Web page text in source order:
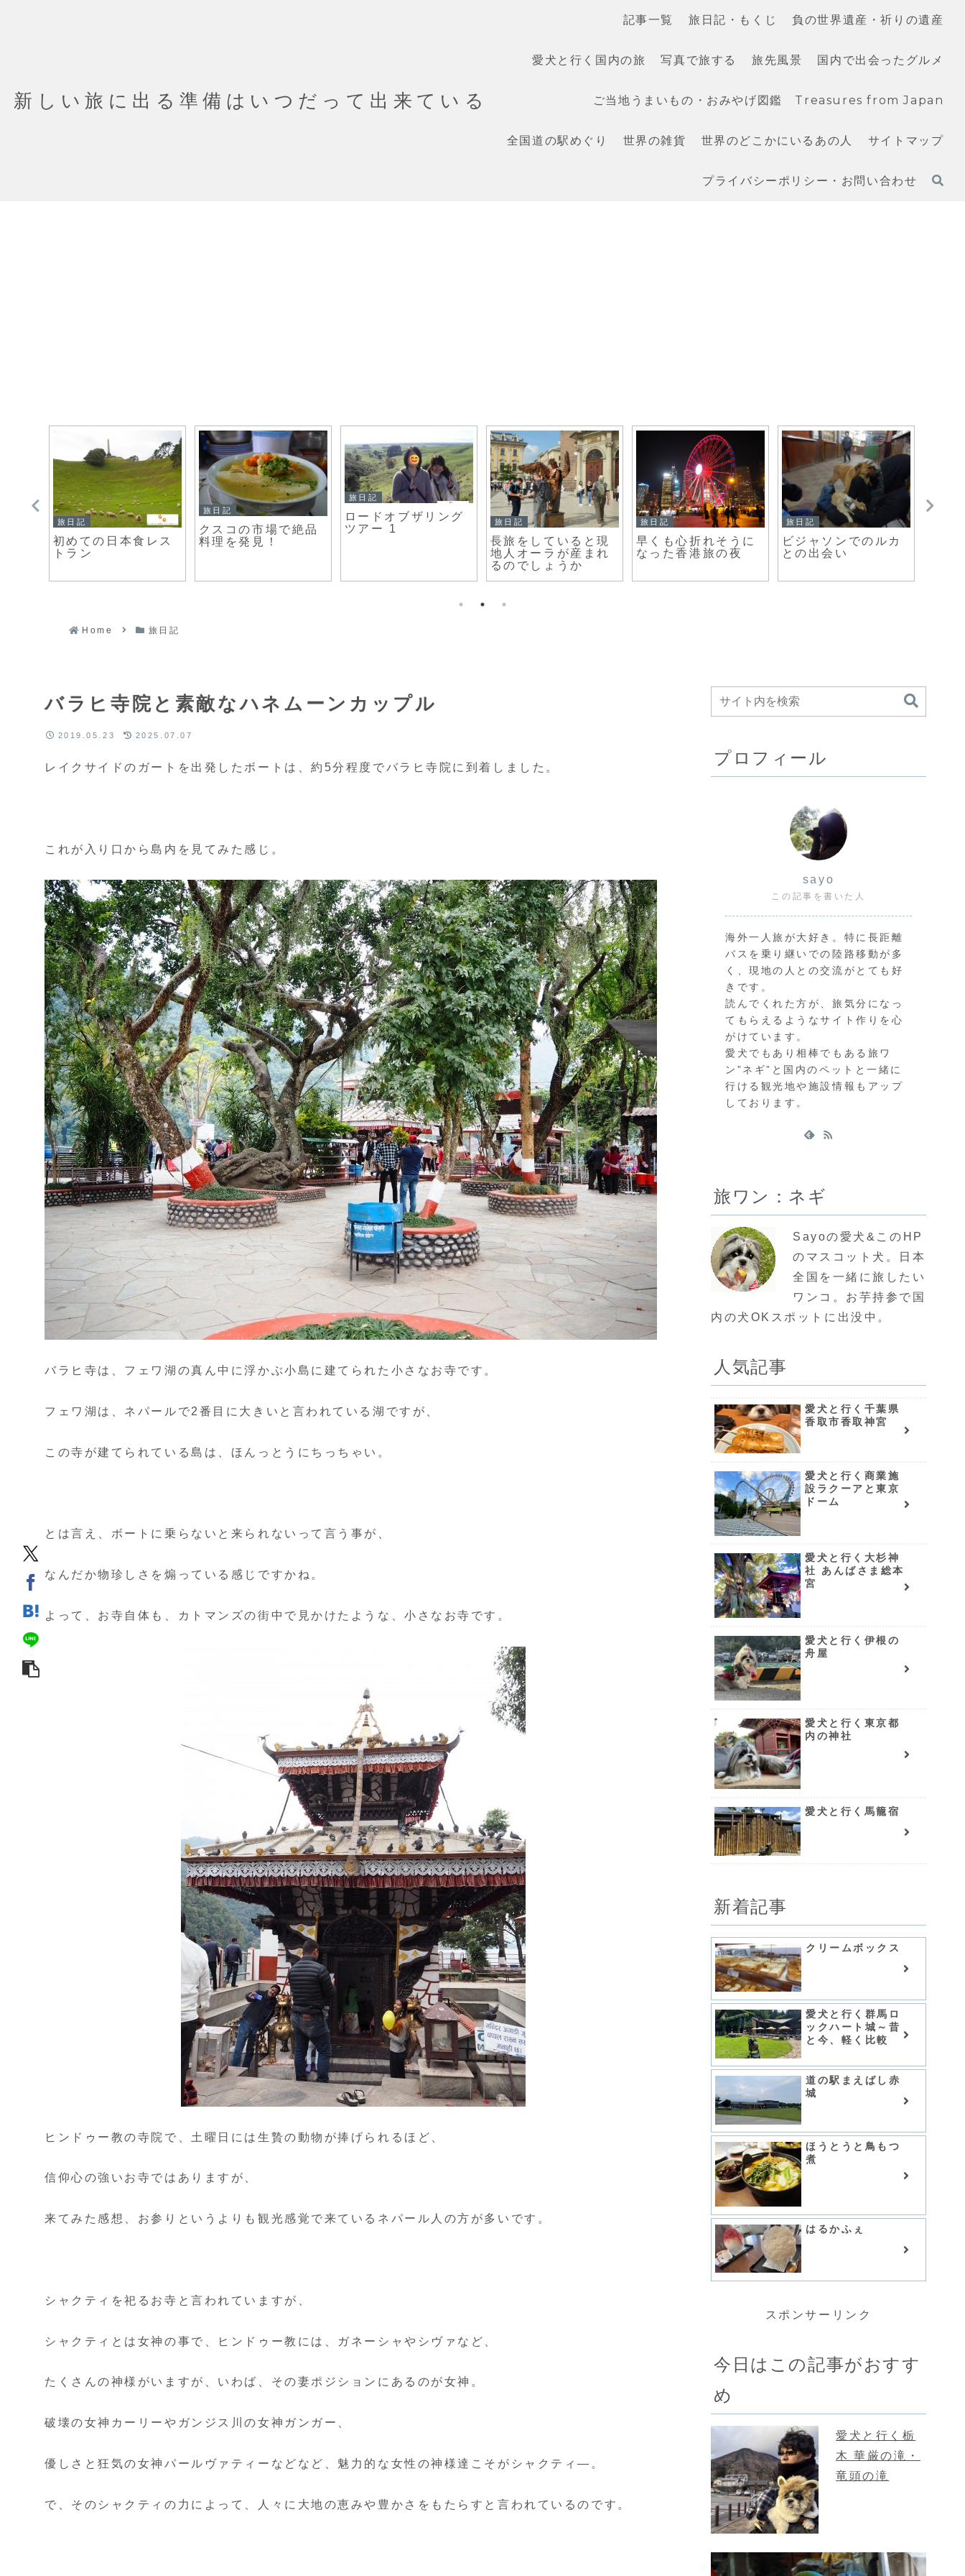
新しい旅に出る準備はいつだって出来ている
記事一覧 旅日記・もくじ 負の世界遺産・祈りの遺産
愛犬と行く国内の旅 写真で旅する 旅先風景 国内で出会ったグルメ
ご当地うまいもの・おみやげ図鑑 Treasures from Japan
全国道の駅めぐり 世界の雑貨 世界のどこかにいるあの人 サイトマップ
プライバシーポリシー・お問い合わせ
旅日記
初めての日本食レス
トラン
旅日記
クスコの市場で絶品
料理を発見！
旅日記
ロードオブザリング
ツアー 1
旅日記
長旅をしていると現
地人オーラが産まれ
るのでしょうか
旅日記
早くも心折れそうに
なった香港旅の夜
旅日記
ビジャソンでのルカ
との出会い
Home 旅日記
バラヒ寺院と素敵なハネムーンカップル
2019.05.23 2025.07.07
レイクサイドのガートを出発したボートは、約5分程度でバラヒ寺院に到着しました。
これが入り口から島内を見てみた感じ。
バラヒ寺は、フェワ湖の真ん中に浮かぶ小島に建てられた小さなお寺です。
フェワ湖は、ネパールで2番目に大きいと言われている湖ですが、
この寺が建てられている島は、ほんっとうにちっちゃい。
とは言え、ボートに乗らないと来られないって言う事が、
なんだか物珍しさを煽っている感じですかね。
よって、お寺自体も、カトマンズの街中で見かけたような、小さなお寺です。
ヒンドゥー教の寺院で、土曜日には生贄の動物が捧げられるほど、
信仰心の強いお寺ではありますが、
来てみた感想、お参りというよりも観光感覚で来ているネパール人の方が多いです。
シャクティを祀るお寺と言われていますが、
シャクティとは女神の事で、ヒンドゥー教には、ガネーシャやシヴァなど、
たくさんの神様がいますが、いわば、その妻ポジションにあるのが女神。
破壊の女神カーリーやガンジス川の女神ガンガー、
優しさと狂気の女神パールヴァティーなどなど、魅力的な女性の神様達こそがシャクティ―。
で、そのシャクティの力によって、人々に大地の恵みや豊かさをもたらすと言われているのです。
プロフィール
sayo
この記事を書いた人
海外一人旅が大好き。特に長距離
バスを乗り継いでの陸路移動が多
く、現地の人との交流がとても好
きです。
読んでくれた方が、旅気分になっ
てもらえるようなサイト作りを心
がけています。
愛犬でもあり相棒でもある旅ワ
ン”ネギ”と国内のペットと一緒に
行ける観光地や施設情報もアップ
しております。
旅ワン：ネギ
Sayoの愛犬&このHP
のマスコット犬。日本
全国を一緒に旅したい
ワンコ。お芋持参で国
内の犬OKスポットに出没中。
人気記事
愛犬と行く千葉県
香取市香取神宮
愛犬と行く商業施
設ラクーアと東京
ドーム
愛犬と行く大杉神
社 あんばさま総本
宮
愛犬と行く伊根の
舟屋
愛犬と行く東京都
内の神社
愛犬と行く馬籠宿
新着記事
クリームボックス
愛犬と行く群馬ロ
ックハート城～昔
と今、軽く比較
道の駅まえばし赤
城
ほうとうと鳥もつ
煮
はるかふぇ
スポンサーリンク
今日はこの記事がおすす
め
愛犬と行く栃
木 華厳の滝・
竜頭の滝